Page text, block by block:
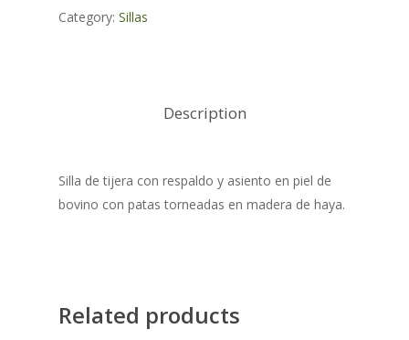
Category: Sillas
Description
Silla de tijera con respaldo y asiento en piel de
bovino con patas torneadas en madera de haya.
Related products